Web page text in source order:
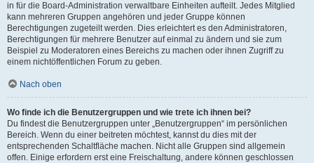
in für die Board-Administration verwaltbare Einheiten aufteilt. Jedes Mitglied
kann mehreren Gruppen angehören und jeder Gruppe können
Berechtigungen zugeteilt werden. Dies erleichtert es den Administratoren,
Berechtigungen für mehrere Benutzer auf einmal zu ändern und sie zum
Beispiel zu Moderatoren eines Bereichs zu machen oder ihnen Zugriff zu
einem nichtöffentlichen Forum zu geben.
Nach oben
Wo finde ich die Benutzergruppen und wie trete ich ihnen bei?
Du findest die Benutzergruppen unter „Benutzergruppen“ im persönlichen
Bereich. Wenn du einer beitreten möchtest, kannst du dies mit der
entsprechenden Schaltfläche machen. Nicht alle Gruppen sind allgemein
offen. Einige erfordern erst eine Freischaltung, andere können geschlossen